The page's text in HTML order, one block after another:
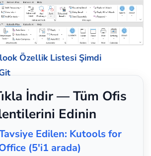
Özellik Listesi Şimdi
İndir — Tüm Ofis
Edinin
Edilen: Kutools for
(5'i1 arada)